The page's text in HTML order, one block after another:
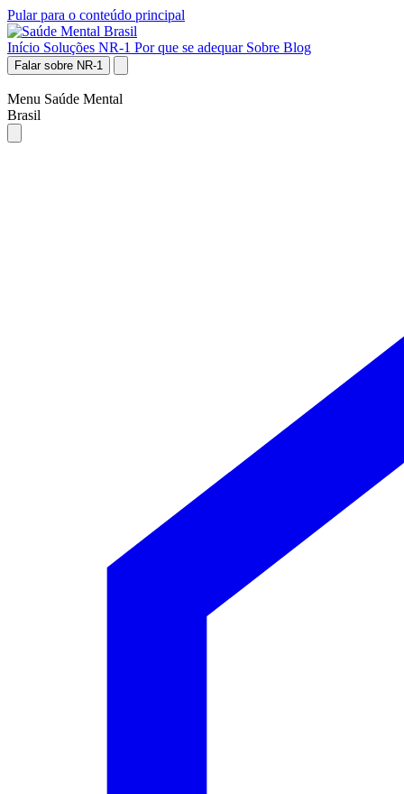
Pular para o conteúdo principal
Início Soluções NR-1 Por que se adequar Sobre Blog
Falar sobre NR-1
Menu Saúde Mental
Brasil